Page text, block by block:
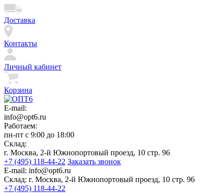
Доставка
Контакты
Личный кабинет
Корзина
E-mail:
info@opt6.ru
Работаем:
пн-пт с 9:00 до 18:00
Склад:
г. Москва, 2-й Южнопортовый проезд, 10 стр. 96
+7 (495) 118-44-22 Заказать звонок
E-mail: info@opt6.ru
Склад: г. Москва, 2-й Южнопортовый проезд, 10 стр. 96
+7 (495) 118-44-22